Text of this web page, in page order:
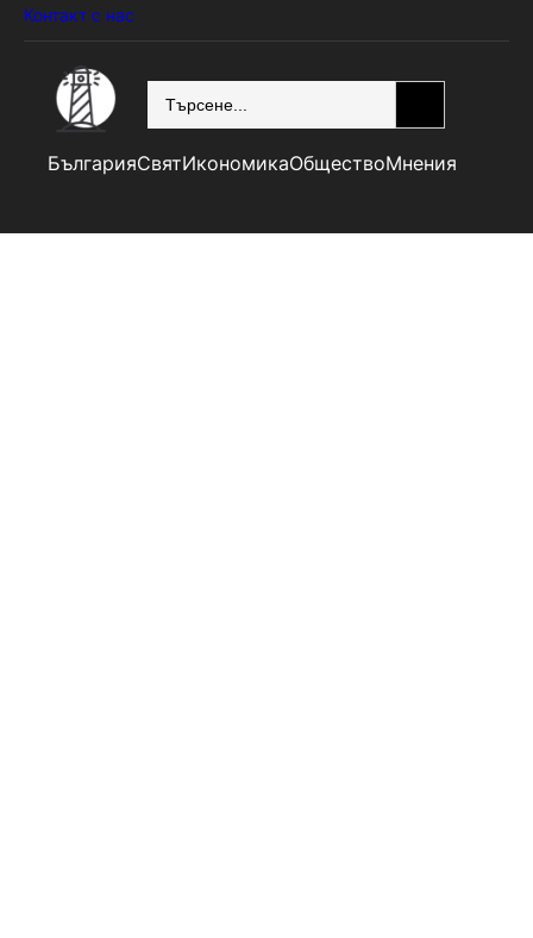
Контакт с нас
БългарияСвятИкономикаОбществоМнения